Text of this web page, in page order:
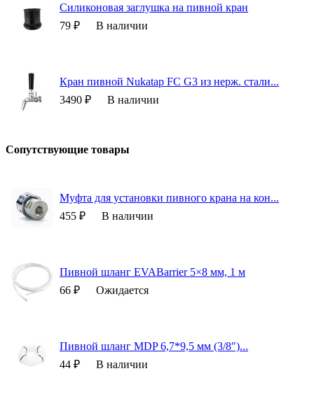
Силиконовая заглушка на пивной кран
79 ₽
В наличии
Кран пивной Nukatap FC G3 из нерж. стали...
3490 ₽
В наличии
Сопутствующие товары
Муфта для установки пивного крана на кон...
455 ₽
В наличии
Пивной шланг EVABarrier 5×8 мм, 1 м
66 ₽
Ожидается
Пивной шланг MDP 6,7*9,5 мм (3/8″)...
44 ₽
В наличии